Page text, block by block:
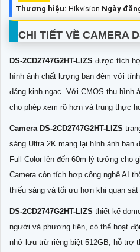
Thương hiệu: Hikvision Ngày
CHI TIẾT VỀ CAMERA
DS-2CD2747G2HT-LIZS được tích
hình ảnh chất lượng ban đêm với
đáng kinh ngạc. Với CMOS thu hình
cho phép xem rõ hơn và trung thực
Camera DS-2CD2747G2HT-LIZS
sáng Ultra 2K mang lại hình ảnh ban
Full Color lên đến 60m lý tưởng cho
Camera còn tích hợp công nghệ AI
thiếu sáng và tối ưu hơn khi quan sát
DS-2CD2747G2HT-LIZS thiết kế
người và phương tiên, có thể hoạt
nhớ lưu trữ riêng biệt 512GB, hỗ trợ